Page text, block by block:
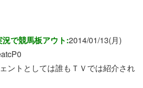
で競馬板アウト:2014/01/13(月)
ントとしては誰もＴＶでは紹介され